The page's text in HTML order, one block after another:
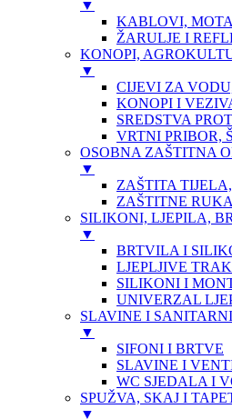
▼
KABLOVI,
ŽARULJE I
KONOPI,
▼
CIJEVI ZA
KONOPI I
SREDSTVA
VRTNI PRIBOR,
OSOBNA ZAŠTITNA
▼
ZAŠTITA
ZAŠTITNE
SILIKONI, LJEPILA,
▼
BRTVILA I
LJEPLJIVE
SILIKONI I
UNIVERZAL
SLAVINE I
▼
SIFONI I BRTVE
SLAVINE I
WC SJEDALA I
SPUŽVA, SKAJ I
▼